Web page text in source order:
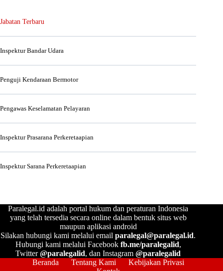
Jabatan Terbaru
Inspektur Bandar Udara
Penguji Kendaraan Bermotor
Pengawas Keselamatan Pelayaran
Inspektur Prasarana Perkeretaapian
Inspektur Sarana Perkeretaapian
Paralegal.id adalah portal hukum dan peraturan Indonesia
yang telah tersedia secara online dalam bentuk situs web
maupun aplikasi android
Silakan hubungi kami melalui emailparalegal@paralegal.id.
Hubungi kami melalui Facebook fb.me/paralegalid,
Twitter@paralegalid, dan Instagram@paralegalid
Beranda
Tentang Kami
Kebijakan Privasi